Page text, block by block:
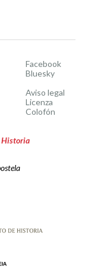
Facebook
Bluesky
Aviso legal
Licenza
Colofón
Historia